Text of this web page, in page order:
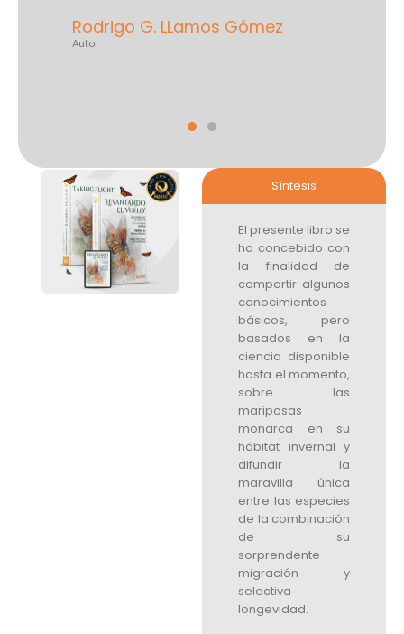
G. LLamos Gómez
una habitante del
este planeta
Síntesis
El presente libro se
ha concebido con
la finalidad de
compartir algunos
conocimientos
básicos, pero
basados en la
ciencia disponible
hasta el momento,
sobre las
mariposas
monarca en su
hábitat invernal y
difundir la
maravilla única
entre las especies
de la combinación
de su
sorprendente
migración y
selectiva
longevidad.